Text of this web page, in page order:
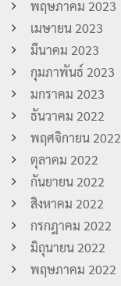
พฤษภาคม 2023
เมษายน 2023
มีนาคม 2023
กุมภาพันธ์ 2023
มกราคม 2023
ธันวาคม 2022
พฤศจิกายน 2022
ตุลาคม 2022
กันยายน 2022
สิงหาคม 2022
กรกฎาคม 2022
มิถุนายน 2022
พฤษภาคม 2022